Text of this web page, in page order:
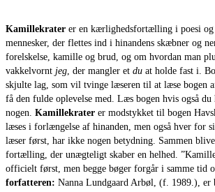
Kamillekrater er en kærlighedsfortælling i poesi og
mennesker, der flettes ind i hinandens skæbner og
forelskelse, kamille og brud, og om hvordan man
vakkelvornt jeg , der mangler et du at holde fast i.
skjulte lag, som vil tvinge læseren til at læse bogen
få den fulde oplevelse med. Læs bogen hvis også du
nogen. Kamillekrater er modstykket til bogen
læses i forlængelse af hinanden, men også hver for
læser først, har ikke nogen betydning. Sammen
fortælling, der unægteligt skaber en helhed.
officielt først, men begge bøger forgår i samme tid
forfatteren: Nanna Lundgaard Arbøl, (f. 1989.), er